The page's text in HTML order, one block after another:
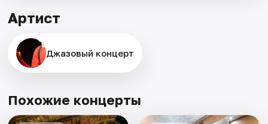
Артист
Джазовый концерт
Похожие концерты